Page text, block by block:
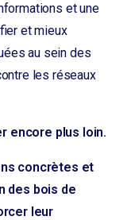
et une
et mieux
au sein des
les réseaux
encore plus loin.
concrètes et
des bois de
leur